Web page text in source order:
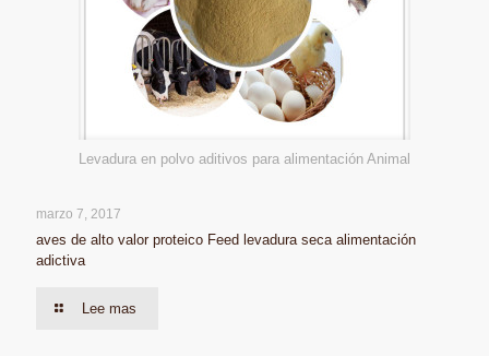
Levadura en polvo aditivos para alimentación Animal
marzo 7, 2017
aves de alto valor proteico Feed levadura seca alimentación
adictiva
Lee mas